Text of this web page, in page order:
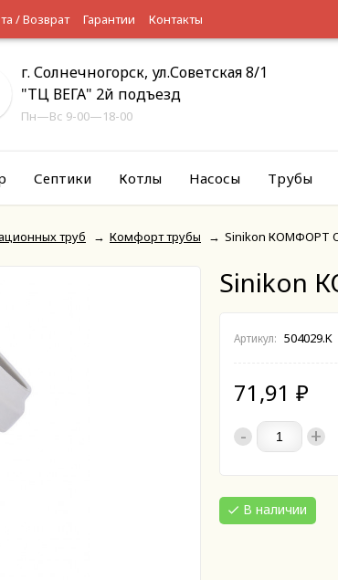
/ Возврат Гарантии Контакты
г. Солнечногорск, ул.Советская 8/1
"ТЦ ВЕГА" 2й подъезд
Пн—Вс 9-00—18-00
Септики Котлы Насосы Трубы
труб → Комфорт трубы → Sinikon КОМФОРТ
Sinikon
Артикул: 504029.K
71,91 ₽
- +
В наличии